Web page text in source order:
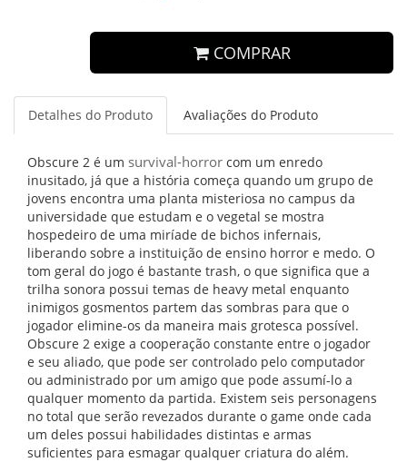
COMPRAR
Detalhes do Produto Avaliações do Produto
Obscure 2 é um survival-horror com um enredo
inusitado, já que a história começa quando um grupo de
jovens encontra uma planta misteriosa no campus da
universidade que estudam e o vegetal se mostra
hospedeiro de uma miríade de bichos infernais,
liberando sobre a instituição de ensino horror e medo. O
tom geral do jogo é bastante trash, o que significa que a
trilha sonora possui temas de heavy metal enquanto
inimigos gosmentos partem das sombras para que o
jogador elimine-os da maneira mais grotesca possível.
Obscure 2 exige a cooperação constante entre o jogador
e seu aliado, que pode ser controlado pelo computador
ou administrado por um amigo que pode assumí-lo a
qualquer momento da partida. Existem seis personagens
no total que serão revezados durante o game onde cada
um deles possui habilidades distintas e armas
suficientes para esmagar qualquer criatura do além.